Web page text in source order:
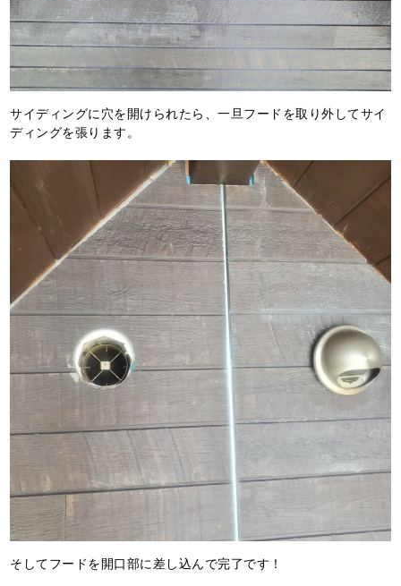
サイディングに穴を開けられたら、一旦フードを取り外してサイ
ディングを張ります。
そしてフードを開口部に差し込んで完了です！